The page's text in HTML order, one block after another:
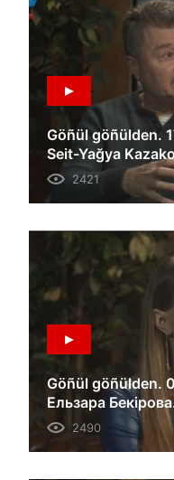
Göñül göñülden.
Seit-Yağya
2421
Göñül göñülden.
Ельзара
2490